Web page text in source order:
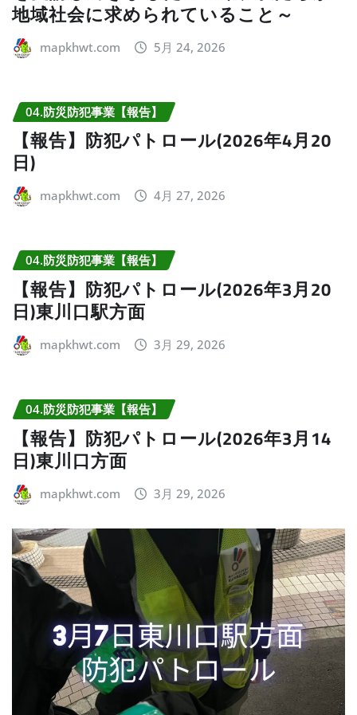
地域社会に求められていること～
mapkhwt.com 5月 24, 2026
04.防災防犯事業【報告】
【報告】防犯パトロール(2026年4月20
日)
mapkhwt.com 4月 27, 2026
04.防災防犯事業【報告】
【報告】防犯パトロール(2026年3月20
日)東川口駅方面
mapkhwt.com 3月 29, 2026
04.防災防犯事業【報告】
【報告】防犯パトロール(2026年3月14
日)東川口方面
mapkhwt.com 3月 29, 2026